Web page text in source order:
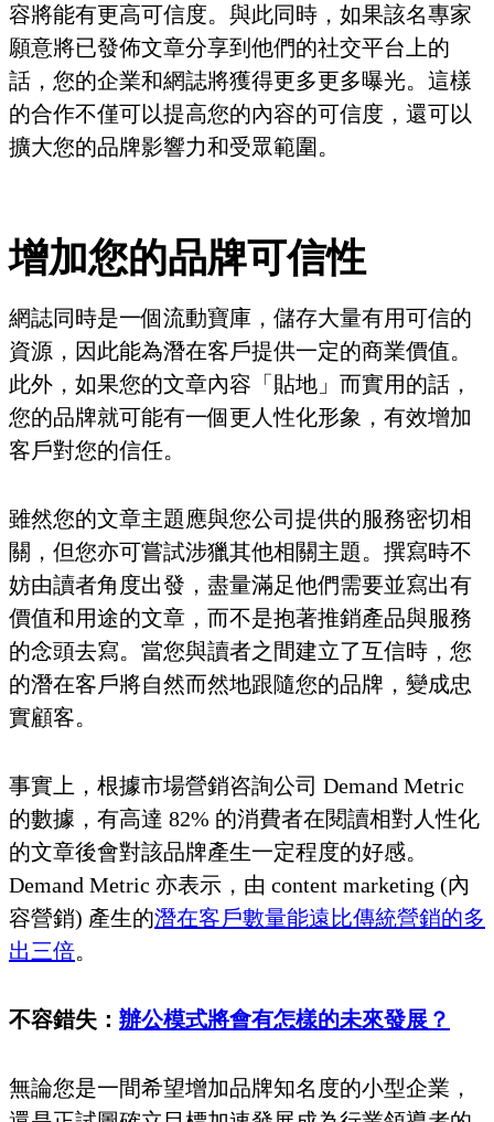
容將能有更高可信度。與此同時，如果該名專家
願意將已發佈文章分享到他們的社交平台上的
話，您的企業和網誌將獲得更多更多曝光。這樣
的合作不僅可以提高您的內容的可信度，還可以
擴大您的品牌影響力和受眾範圍。
增加您的品牌可信性
網誌同時是一個流動寶庫，儲存大量有用可信的
資源，因此能為潛在客戶提供一定的商業價值。
此外，如果您的文章內容「貼地」而實用的話，
您的品牌就可能有一個更人性化形象，有效增加
客戶對您的信任。
雖然您的文章主題應與您公司提供的服務密切相
關，但您亦可嘗試涉獵其他相關主題。撰寫時不
妨由讀者角度出發，盡量滿足他們需要並寫出有
價值和用途的文章，而不是抱著推銷產品與服務
的念頭去寫。當您與讀者之間建立了互信時，您
的潛在客戶將自然而然地跟隨您的品牌，變成忠
實顧客。
事實上，根據市場營銷咨詢公司 Demand Metric
的數據，有高達 82% 的消費者在閱讀相對人性化
的文章後會對該品牌產生一定程度的好感。
Demand Metric 亦表示，由 content marketing (內
容營銷) 產生的潛在客戶數量能遠比傳統營銷的多
出三倍。
不容錯失： 辦公模式將會有怎樣的未來發展？
無論您是一間希望增加品牌知名度的小型企業，